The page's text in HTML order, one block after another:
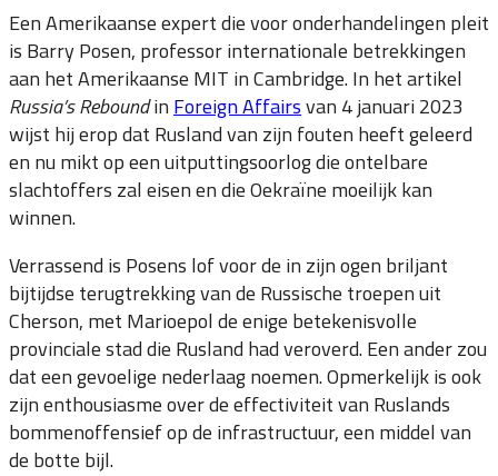
Een Amerikaanse expert die voor onderhandelingen pleit
is Barry Posen, professor internationale betrekkingen
aan het Amerikaanse MIT in Cambridge. In het artikel
Russia’s Reboundin Foreign Affairsvan 4 januari 2023
wijst hij erop dat Rusland van zijn fouten heeft geleerd
en nu mikt op een uitputtingsoorlog die ontelbare
slachtoffers zal eisen en die Oekraïne moeilijk kan
winnen.
Verrassend is Posens lof voor de in zijn ogen briljant
bijtijdse terugtrekking van de Russische troepen uit
Cherson, met Marioepol de enige betekenisvolle
provinciale stad die Rusland had veroverd. Een ander zou
dat een gevoelige nederlaag noemen. Opmerkelijk is ook
zijn enthousiasme over de effectiviteit van Ruslands
bommenoffensief op de infrastructuur, een middel van
de botte bijl.